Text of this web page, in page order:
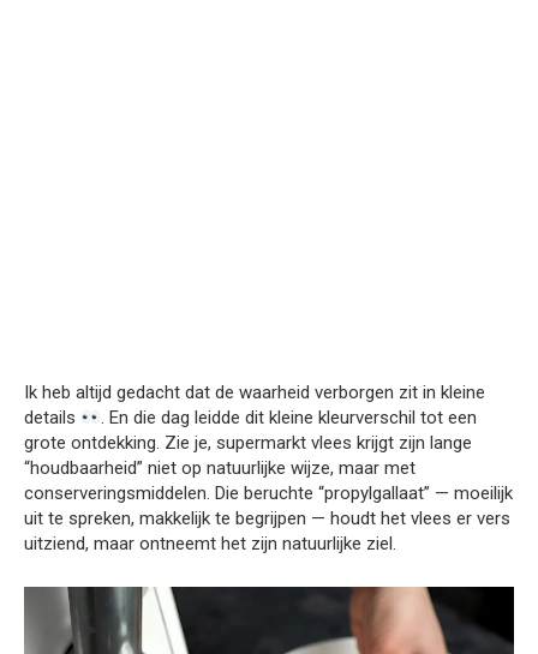
Ik heb altijd gedacht dat de waarheid verborgen zit in kleine
details
. En die dag leidde dit kleine kleurverschil tot een
grote ontdekking. Zie je, supermarkt vlees krijgt zijn lange
“houdbaarheid” niet op natuurlijke wijze, maar met
conserveringsmiddelen. Die beruchte “propylgallaat” — moeilijk
uit te spreken, makkelijk te begrijpen — houdt het vlees er vers
uitziend, maar ontneemt het zijn natuurlijke ziel.